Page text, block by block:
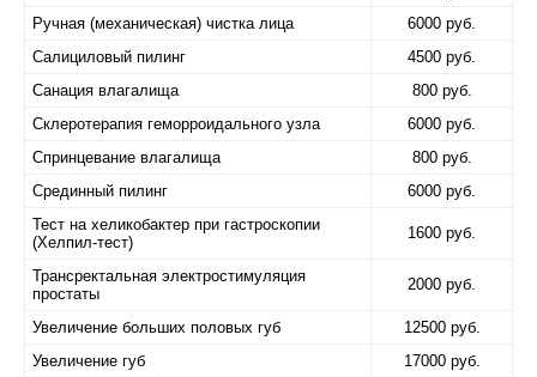
Ручная (механическая) чистка лица
6000 руб.
Салициловый пилинг
4500 руб.
Санация влагалища
800 руб.
Склеротерапия геморроидального узла
6000 руб.
Спринцевание влагалища
800 руб.
Срединный пилинг
6000 руб.
Тест на хеликобактер при гастроскопии
(Хелпил-тест)
1600 руб.
Трансректальная электростимуляция
простаты
2000 руб.
Увеличение больших половых губ
12500 руб.
Увеличение губ
17000 руб.